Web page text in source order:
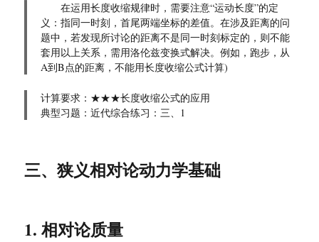
在运用长度收缩规律时，需要注意“运动长度”的定
义：指同一时刻，首尾两端坐标的差值。在涉及距离的问
题中，若发现所讨论的距离不是同一时刻标定的，则不能
套用以上关系，需用洛伦兹变换式解决。例如，跑步，从
A到B点的距离，不能用长度收缩公式计算)
计算要求：★★★长度收缩公式的应用
典型习题：近代综合练习：三、1
三、狭义相对论动力学基础
1. 相对论质量